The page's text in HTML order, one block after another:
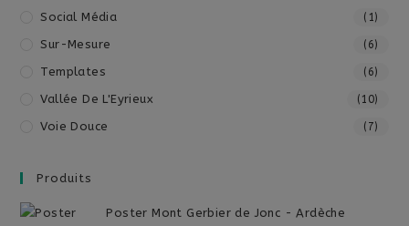
Social Média (1)
Sur-Mesure (6)
Templates (6)
Vallée De L'Eyrieux (10)
Voie Douce (7)
Produits
Poster Mont Gerbier de Jonc - Ardèche